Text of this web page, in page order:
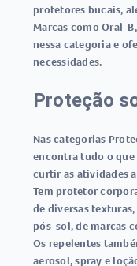
protetores bucais,
Marcas como Oral-
nessa categoria e
necessidades.
Proteção
Nas categorias
encontra tudo o
curtir as atividades
Tem protetor
de diversas
pós-sol, de marcas
Os repelentes
aerosol, spray e